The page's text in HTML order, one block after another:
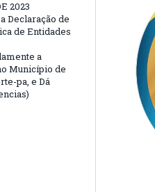
2023
Declaração de
de Entidades
a
Município de
pa, e Dá